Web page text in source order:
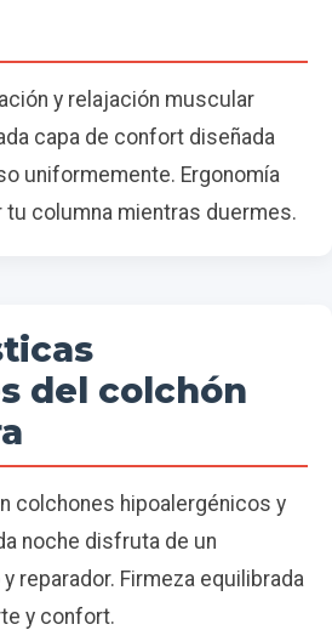
y relajación muscular
capa de confort diseñada
uniformemente. Ergonomía
tu columna mientras duermes.
del colchón
colchones hipoalergénicos y
noche disfruta de un
reparador. Firmeza equilibrada
y confort.